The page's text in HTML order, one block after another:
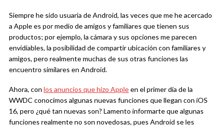
Siempre he sido usuaria de Android, las veces que me he acercado
a Apple es por medio de amigos y familiares que tienen sus
productos; por ejemplo, la cámara y sus opciones me parecen
envidiables, la posibilidad de compartir ubicación con familiares y
amigos, pero realmente muchas de sus otras funciones las
encuentro similares en Android.
Ahora, con los anuncios que hizo Appleen el primer día de la
WWDC conocimos algunas nuevas funciones que llegan con iOS
16, pero ¿qué tan nuevas son? Lamento informarte que algunas
funciones realmente no son novedosas, pues Android se les